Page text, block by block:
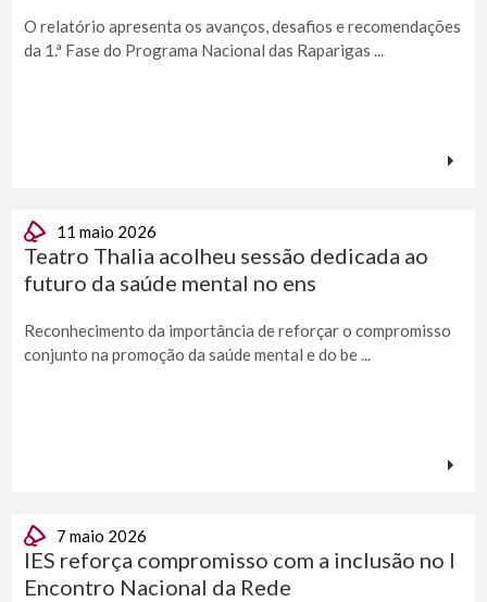
O relatório apresenta os avanços, desafios e recomendações
da 1.ª Fase do Programa Nacional das Raparigas ...
11 maio 2026
Teatro Thalia acolheu sessão dedicada ao
futuro da saúde mental no ens
Reconhecimento da importância de reforçar o compromisso
conjunto na promoção da saúde mental e do be ...
7 maio 2026
IES reforça compromisso com a inclusão no I
Encontro Nacional da Rede